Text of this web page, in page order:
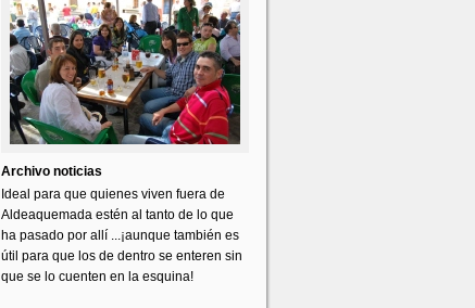
Archivo noticias
Ideal para que quienes viven fuera de
Aldeaquemada estén al tanto de lo que
ha pasado por allí ...¡aunque también es
útil para que los de dentro se enteren sin
que se lo cuenten en la esquina!